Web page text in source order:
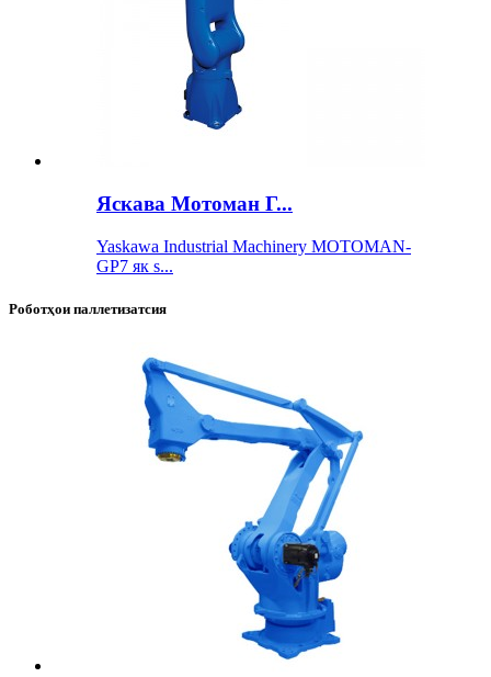
Яскава Мотоман Г...
Yaskawa Industrial Machinery MOTOMAN-
GP7 як s...
Роботҳои паллетизатсия